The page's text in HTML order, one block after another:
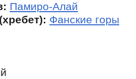
Памиро-Алай
Фанские горы